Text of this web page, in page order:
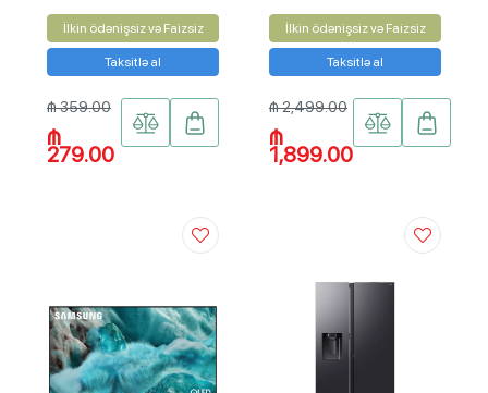
İlkin ödənişsiz və Faizsiz
Taksitlə al
₼ 359.00
₼
279.00
İlkin ödənişsiz və Faizsiz
Taksitlə al
₼ 2,499.00
₼
1,899.00